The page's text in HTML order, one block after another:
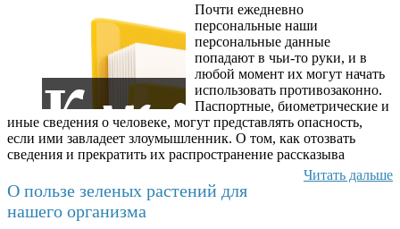
Почти ежедневно
персональные наши
персональные данные
попадают в чьи-то руки, и в
любой момент их могут начать
использовать противозаконно.
Паспортные, биометрические и
иные сведения о человеке, могут представлять опасность,
если ими завладеет злоумышленник. О том, как отозвать
сведения и прекратить их распространение рассказыва
Читать дальше
О пользе зеленых растений для
нашего организма